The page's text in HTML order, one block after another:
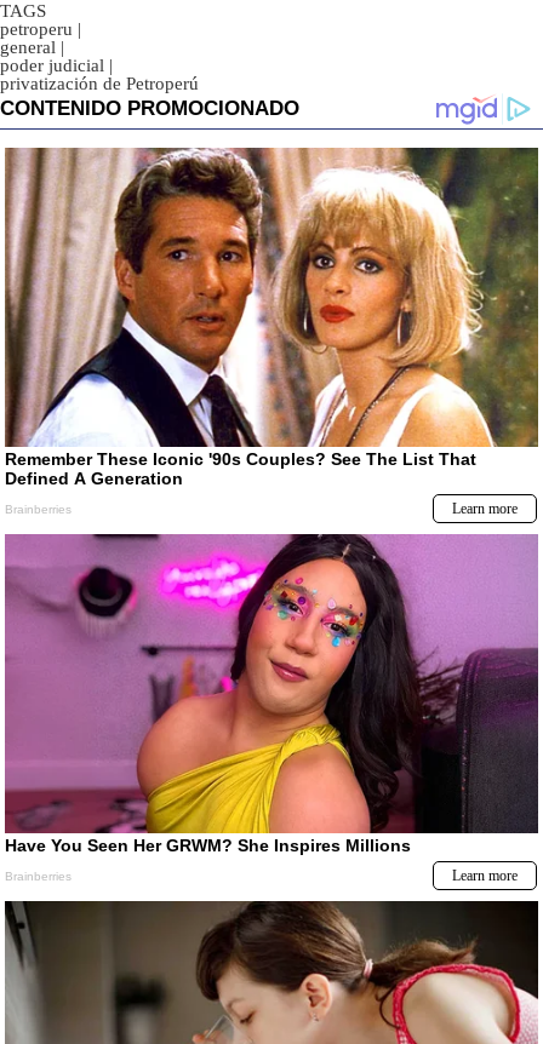
TAGS
petroperu |
general |
poder judicial |
privatización de Petroperú